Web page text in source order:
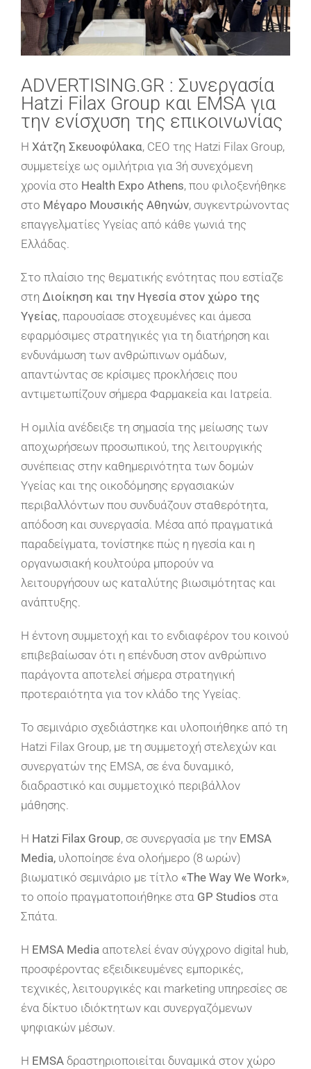
ADVERTISING.GR : Συνεργασία
Hatzi Filax Group και EMSA για
την ενίσχυση της επικοινωνίας
Η Χάτζη Σκευοφύλακα, CEO της Hatzi Filax Group,
συμμετείχε ως ομιλήτριαγια 3ή συνεχόμενη
χρονίαστο Health Expo Athens, που φιλοξενήθηκε
στο Μέγαρο Μουσικής Αθηνών, συγκεντρώνοντας
επαγγελματίες Υγείας από κάθε γωνιά της
Ελλάδας.
Στο πλαίσιο της θεματικής ενότητας που εστίαζε
στη Διοίκηση και την Ηγεσία στον χώρο της
Υγείας, παρουσίασε στοχευμένες και άμεσα
εφαρμόσιμες στρατηγικές για τη διατήρηση και
ενδυνάμωση των ανθρώπινων ομάδων,
απαντώντας σε κρίσιμες προκλήσεις που
αντιμετωπίζουν σήμερα Φαρμακεία και Ιατρεία.
Η ομιλία ανέδειξε τη σημασία της μείωσης των
αποχωρήσεων προσωπικού, της λειτουργικής
συνέπειας στην καθημερινότητα των δομών
Υγείας και της οικοδόμησης εργασιακών
περιβαλλόντων που συνδυάζουν σταθερότητα,
απόδοση και συνεργασία. Μέσα από πραγματικά
παραδείγματα, τονίστηκε πώς η ηγεσία και η
οργανωσιακή κουλτούρα μπορούν να
λειτουργήσουν ως καταλύτης βιωσιμότητας και
ανάπτυξης.
Η έντονη συμμετοχή και το ενδιαφέρον του κοινού
επιβεβαίωσαν ότι η επένδυση στον ανθρώπινο
παράγοντα αποτελεί σήμερα στρατηγική
προτεραιότητα για τον κλάδο της Υγείας.
Το σεμινάριο σχεδιάστηκε και υλοποιήθηκε από τη
Hatzi Filax Group, με τη συμμετοχή στελεχών και
συνεργατών της EMSA, σε ένα δυναμικό,
διαδραστικό και συμμετοχικό περιβάλλον
μάθησης.
Η Hatzi Filax Group, σε συνεργασία με την EMSA
Media,υλοποίησε ένα ολοήμερο (8 ωρών)
βιωματικό σεμινάριο με τίτλο «The Way We Work»,
το οποίο πραγματοποιήθηκε σταGP Studios στα
Σπάτα.
Η EMSA Mediaαποτελεί έναν σύγχρονο digital hub,
προσφέροντας εξειδικευμένες εμπορικές,
τεχνικές, λειτουργικές και marketing υπηρεσίες σε
ένα δίκτυο ιδιόκτητων και συνεργαζόμενων
ψηφιακών μέσων.
Η EMSAδραστηριοποιείται δυναμικά στον χώρο